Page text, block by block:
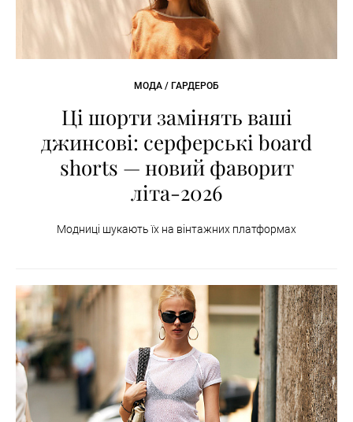
МОДА / ГАРДЕРОБ
Ці шорти замінять ваші
джинсові: серферські board
shorts — новий фаворит
літа-2026
Модниці шукають їх на вінтажних платформах